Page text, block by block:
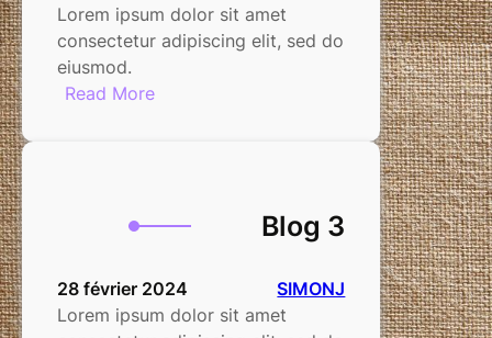
Lorem ipsum dolor sit amet
consectetur adipiscing elit, sed do
eiusmod.
Read More:
Blog 3
28 février 2024
SIMONJ
Lorem ipsum dolor sit amet